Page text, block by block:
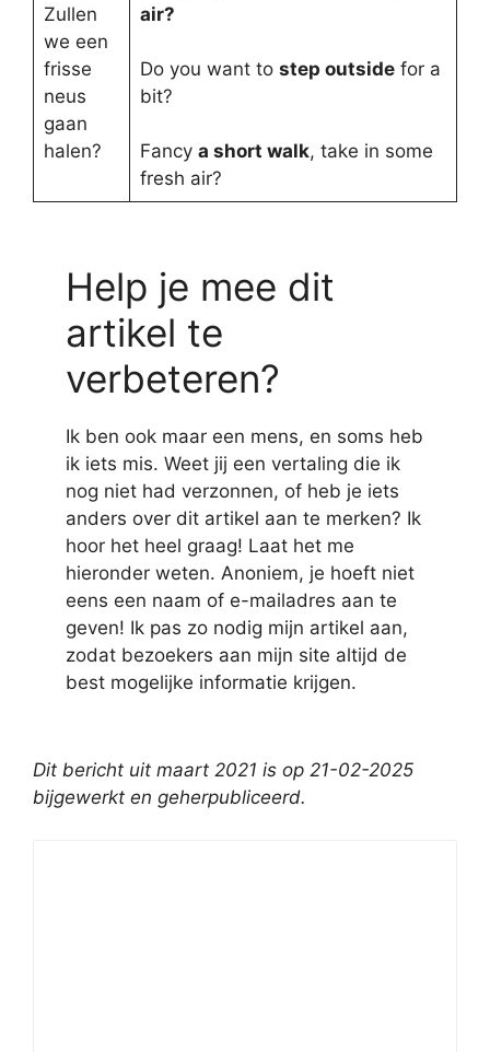
Zullen
we een
frisse
neus
gaan
halen?
air?
Do you want to step outsidefor a
bit?
Fancy a short walk, take in some
fresh air?
Help je mee dit
artikel te
verbeteren?
Ik ben ook maar een mens, en soms heb
ik iets mis. Weet jij een vertaling die ik
nog niet had verzonnen, of heb je iets
anders over dit artikel aan te merken? Ik
hoor het heel graag! Laat het me
hieronder weten. Anoniem, je hoeft niet
eens een naam of e-mailadres aan te
geven! Ik pas zo nodig mijn artikel aan,
zodat bezoekers aan mijn site altijd de
best mogelijke informatie krijgen.
Dit bericht uit maart 2021 is op 21-02-2025
bijgewerkt en geherpubliceerd.